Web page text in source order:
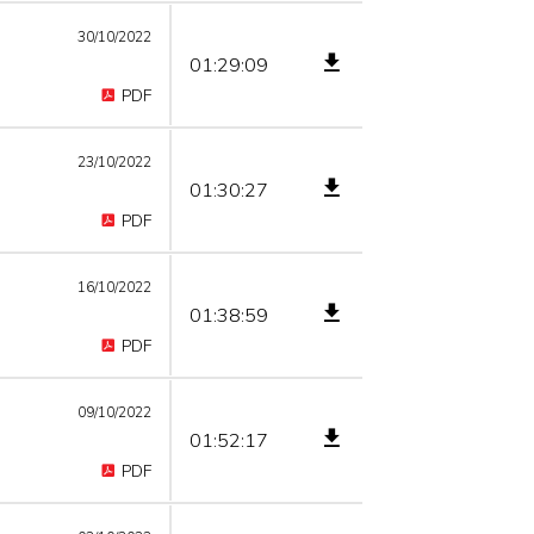
30/10/2022
PDF
01:29:09
23/10/2022
PDF
01:30:27
16/10/2022
PDF
01:38:59
09/10/2022
PDF
01:52:17